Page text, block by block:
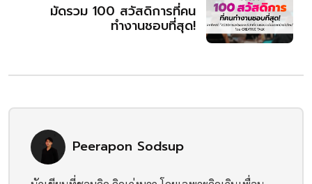
มัดรวม 100 สวัสดิการที่คน
ทำงานชอบที่สุด!
Peerapon Sodsup